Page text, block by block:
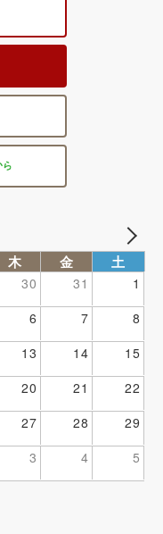
木 金 土
30 31
1
6 7
8
13 14
15
20 21
22
27 28
29
3 4 5